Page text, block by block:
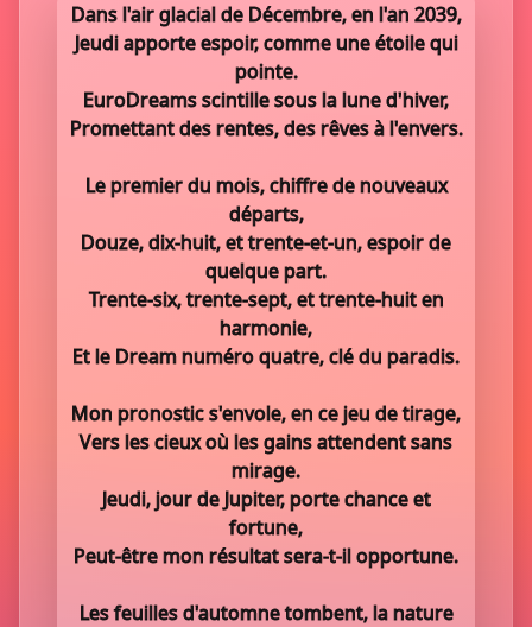
Dans l'air glacial de Décembre, en l'an 2039,
Jeudi apporte espoir, comme une étoile qui
pointe.
EuroDreams scintille sous la lune d'hiver,
Promettant des rentes, des rêves à l'envers.
Le premier du mois, chiffre de nouveaux
départs,
Douze, dix-huit, et trente-et-un, espoir de
quelque part.
Trente-six, trente-sept, et trente-huit en
harmonie,
Et le Dream numéro quatre, clé du paradis.
Mon pronostic s'envole, en ce jeu de tirage,
Vers les cieux où les gains attendent sans
mirage.
Jeudi, jour de Jupiter, porte chance et
fortune,
Peut-être mon résultat sera-t-il opportune.
Les feuilles d'automne tombent, la nature